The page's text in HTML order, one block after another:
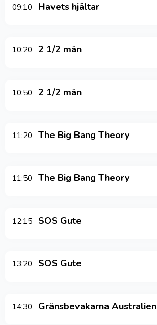
09:10 Havets hjältar
10:20 2 1/2 män
10:50 2 1/2 män
11:20 The Big Bang Theory
11:50 The Big Bang Theory
12:15 SOS Gute
13:20 SOS Gute
14:30 Gränsbevakarna Australien